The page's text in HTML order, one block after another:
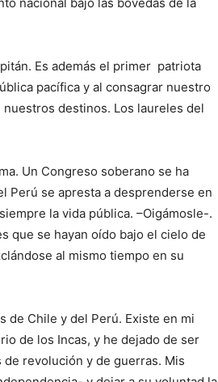
Es además el primer patriota
pacífica y al consagrar nuestro
destinos. Los laureles del
Un Congreso soberano se ha
Perú se apresta a desprenderse en
la vida pública. –Oigámosle-.
que se hayan oído bajo el cielo de
al mismo tiempo en su
de Chile y del Perú. Existe en mi
de los Incas, y he dejado de ser
revolución y de guerras. Mis